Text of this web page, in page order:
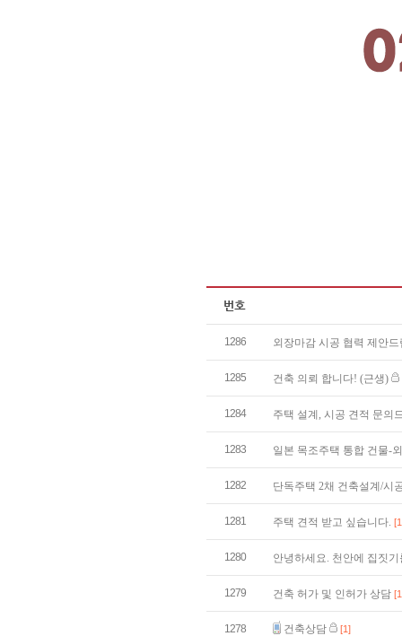
1286 외장마감 시공 협력 제안
1285 건축 의뢰 합니다! (근생)
1284 주택 설계, 시공 견적 문의
1283 일본 목조주택 통합 건물-
1282 단독주택 2채 건축설계/시
1281 주택 견적 받고 싶습니다.
1280 안녕하세요. 천안에 집짓
1279 건축 허가 및 인허가 상담
1278 건축상담 [1]